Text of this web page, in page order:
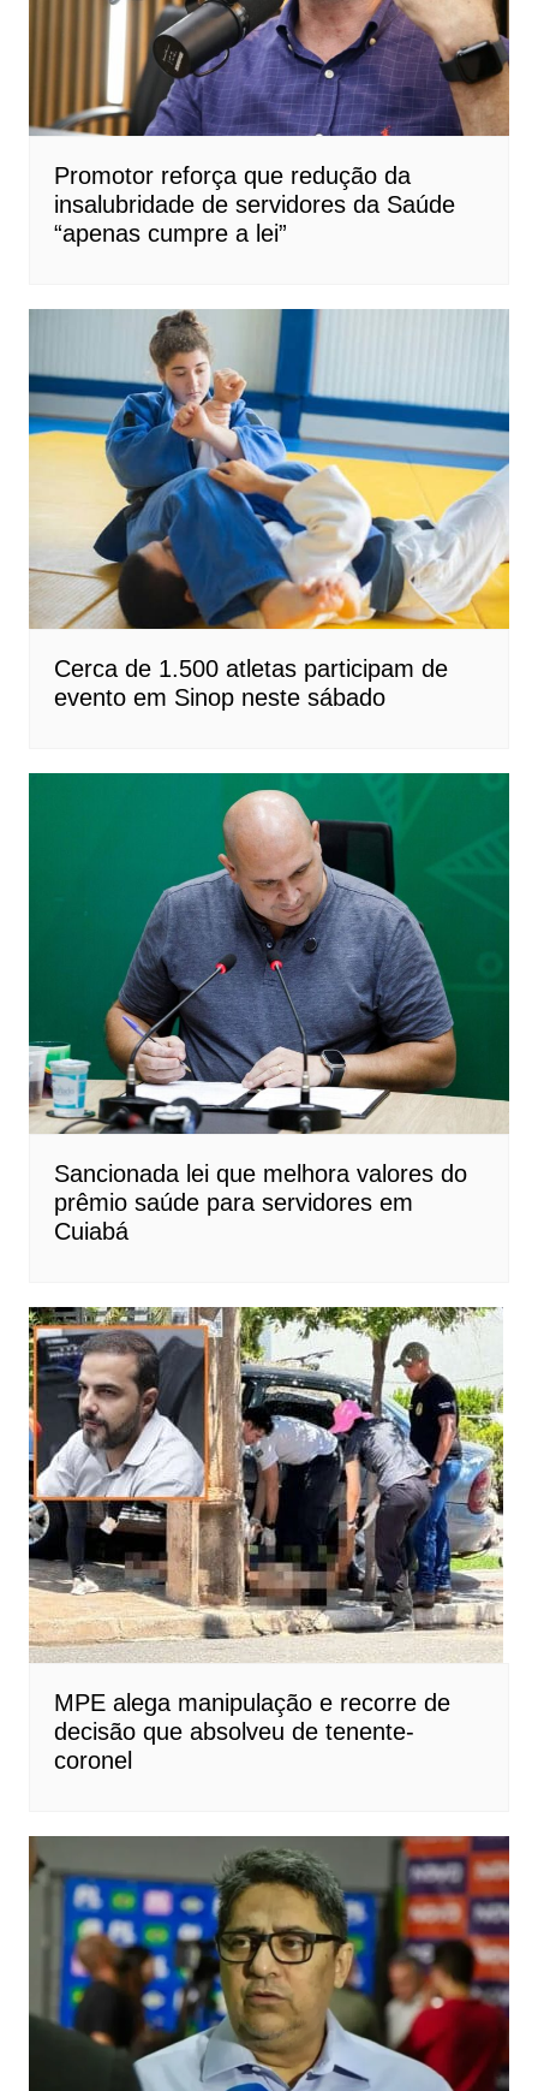
Promotor reforça que redução da
insalubridade de servidores da Saúde
“apenas cumpre a lei”
Cerca de 1.500 atletas participam de
evento em Sinop neste sábado
Sancionada lei que melhora valores do
prêmio saúde para servidores em
Cuiabá
MPE alega manipulação e recorre de
decisão que absolveu de tenente-
coronel